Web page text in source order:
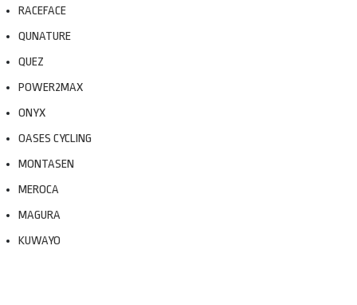
RACEFACE
QUNATURE
QUEZ
POWER2MAX
ONYX
OASES CYCLING
MONTASEN
MEROCA
MAGURA
KUWAYO